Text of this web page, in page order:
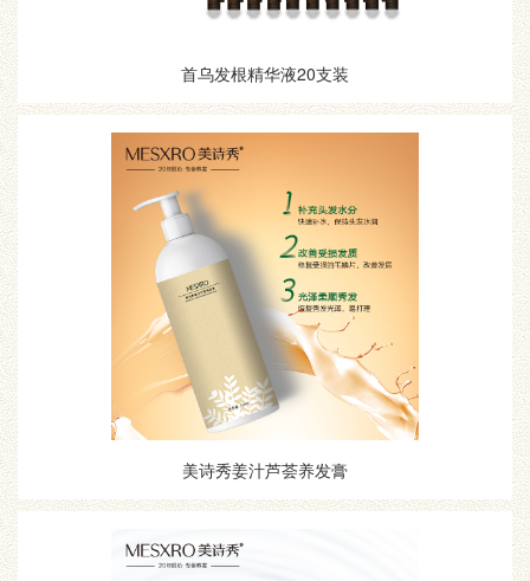
首乌发根精华液20支装
美诗秀姜汁芦荟养发膏